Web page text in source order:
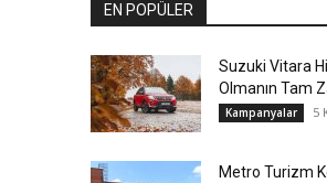
EN POPÜLER
Suzuki Vitara
Olmanın Tam
Kampanyalar 5
Metro Turizm